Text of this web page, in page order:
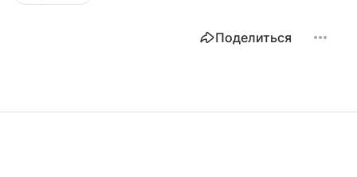
Поделиться